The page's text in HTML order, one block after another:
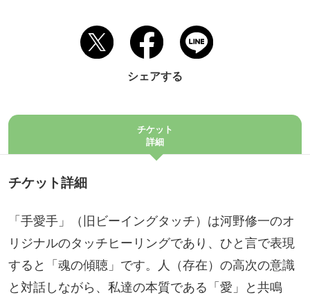
シェアする
チケット
詳細
チケット詳細
「手愛手」（旧ビーイングタッチ）は河野修一のオ
リジナルのタッチヒーリングであり、ひと言で表現
すると「魂の傾聴」です。人（存在）の高次の意識
と対話しながら、私達の本質である「愛」と共鳴